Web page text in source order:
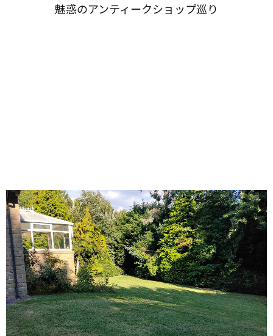
魅惑の​アンティークショップ巡り